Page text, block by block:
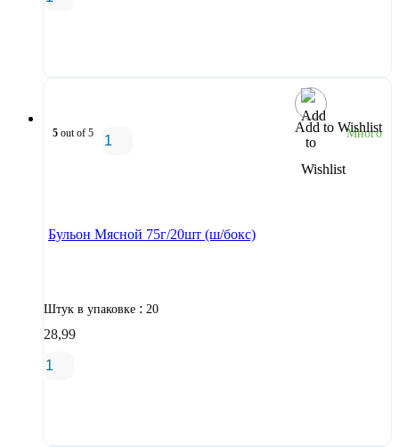
Add to Wishlist
5 out of 5 Много
Бульон Мясной 75г/20шт (ш/бокс)
Штук в упаковке : 20
28,99